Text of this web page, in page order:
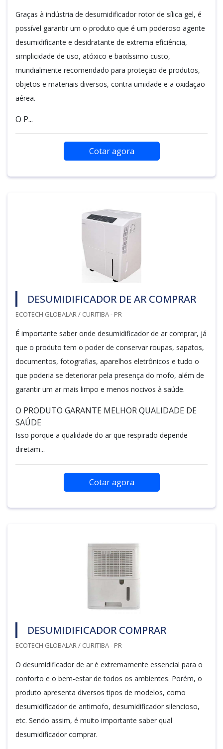
Graças à indústria de desumidificador rotor de sílica gel, é
possível garantir um o produto que é um poderoso agente
desumidificante e desidratante de extrema eficiência,
simplicidade de uso, atóxico e baixíssimo custo,
mundialmente recomendado para proteção de produtos,
objetos e materiais diversos, contra umidade e a oxidação
aérea.
O P...
Cotar agora
DESUMIDIFICADOR DE AR COMPRAR
ECOTECH GLOBALAR / CURITIBA - PR
É importante saber onde desumidificador de ar comprar, já
que o produto tem o poder de conservar roupas, sapatos,
documentos, fotografias, aparelhos eletrônicos e tudo o
que poderia se deteriorar pela presença do mofo, além de
garantir um ar mais limpo e menos nocivos à saúde.
O PRODUTO GARANTE MELHOR QUALIDADE DE
SAÚDE
Isso porque a qualidade do ar que respirado depende
diretam...
Cotar agora
DESUMIDIFICADOR COMPRAR
ECOTECH GLOBALAR / CURITIBA - PR
O desumidificador de ar é extremamente essencial para o
conforto e o bem-estar de todos os ambientes. Porém, o
produto apresenta diversos tipos de modelos, como
desumidificador de antimofo, desumidificador silencioso,
etc. Sendo assim, é muito importante saber qual
desumidificador comprar.